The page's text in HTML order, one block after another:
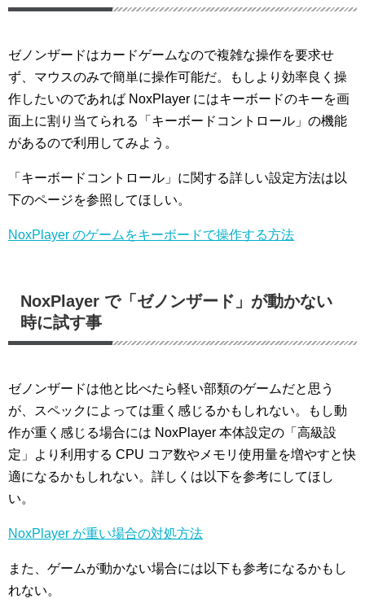
ゼノンザードはカードゲームなので複雑な操作を要求せ
ず、マウスのみで簡単に操作可能だ。もしより効率良く操
作したいのであれば NoxPlayer にはキーボードのキーを画
面上に割り当てられる「キーボードコントロール」の機能
があるので利用してみよう。
「キーボードコントロール」に関する詳しい設定方法は以
下のページを参照してほしい。
NoxPlayer のゲームをキーボードで操作する方法
NoxPlayer で「ゼノンザード」が動かない
時に試す事
ゼノンザードは他と比べたら軽い部類のゲームだと思う
が、スペックによっては重く感じるかもしれない。もし動
作が重く感じる場合には NoxPlayer 本体設定の「高級設
定」より利用する CPU コア数やメモリ使用量を増やすと快
適になるかもしれない。詳しくは以下を参考にしてほし
い。
NoxPlayer が重い場合の対処方法
また、ゲームが動かない場合には以下も参考になるかもし
れない。